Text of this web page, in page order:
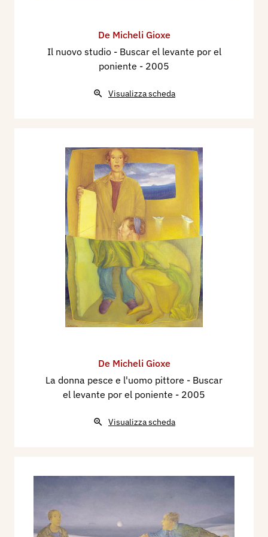
significare, sia i valori della comunicazione, che
quelli della conoscenza, della bellezza,
dell’armonia e della fantasia. Il tutto si enuncia in
compendia con l’insieme di tutte le
esse, come in questo caso il lavavetri, il
venditore di tappeti, la figura materna e gli altri
elementi costitutivi dell’opera, da soli, non
vengono mai assolutizzati perché soggetti a
sensazioni. Lo stimolo che li regge, non è più così
solo la verità assonometrica realistica e
simbolica, ma soprattutto, la poetica creativa…
Renato Valerio
, 1999
La dimensione metafisica dello spazio pittorico
scampata alla miseria del proprio paese?
Sconosciuti d’altra nazionalità con cui spesso
evitiamo finanche il contatto verbale ai semafori
e mai avremmo pensato di ammirare sotto le
mute, trattengono il respiro perché questo loro
straordinario, irripetibile momento di visibilità
non si consumi agli occhi di chi guarda ma si
De Micheli Gioxe
Il nuovo studio - Buscar el levante por el
poniente - 2005
Visualizza scheda
De Micheli Gioxe
La donna pesce e l'uomo pittore - Buscar
el levante por el poniente - 2005
Visualizza scheda